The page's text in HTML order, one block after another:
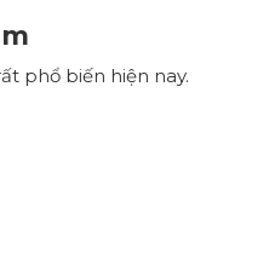
phổ biến hiện nay.